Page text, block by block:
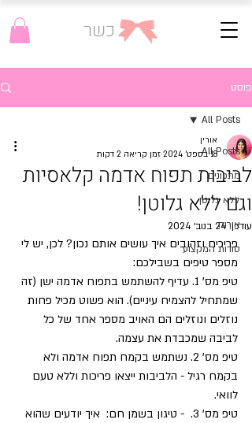
כשר
פוסט
All Posts
מתכונים
ללא גלוטן
אירוח
סודות המקצוע
All Posts
לביבות תפוח אדמה קלאסיות
וגם ללא גלוטן!
אורין
18 בספט׳ 2024
זמן קריאה 2 דקות
עודכן:24 בנוב׳ 2024
פריכים וזהובים איך עושים אותם נכון? לכן, יש לי
מספר טיפים בשבילכם:
טיפ מס' 1. עדיף להשתמש בתפוח אדמה ישן (זה
שמתחיל להצמיח עיניים). הוא פשוט מכיל פחות
נוזלים ונוזלים הם האויב מספר אחד של כל
לביבה שמכבדת את עצמה.
טיפ מס' 2. נשתמש בקמח תפוח אדמה ולא
בקמח רגיל - הלביבות ייצאו פריכות וללא טעם
לוואי.
טיפ מס' 3.  - טיגון בשמן חם:  איך יודעים שהוא